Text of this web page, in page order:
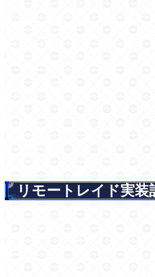
リモートレイド実装